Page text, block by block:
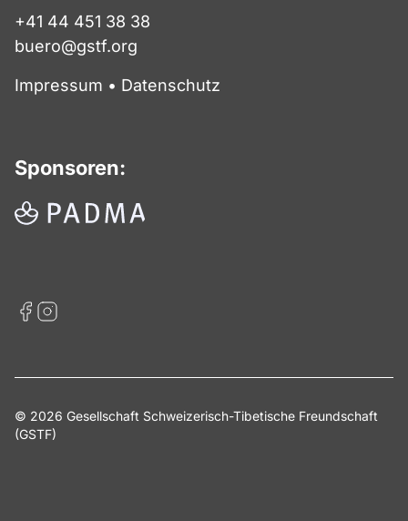
+41 44 451 38 38
buero@gstf.org
Impressum • Datenschutz
Sponsoren:
© 2026 Gesellschaft Schweizerisch-Tibetische Freundschaft
(GSTF)